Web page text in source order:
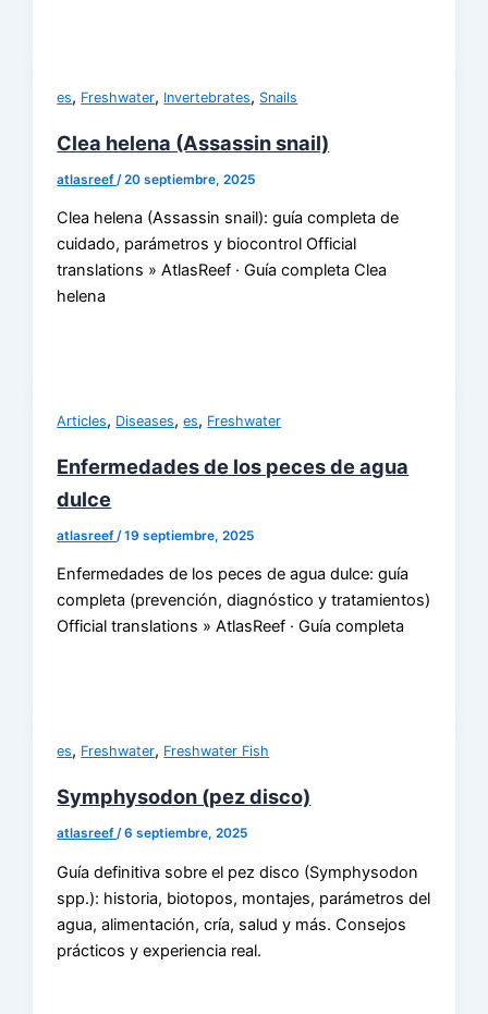
es, Freshwater, Invertebrates, Snails
Clea helena (Assassin snail)
atlasreef /20 septiembre, 2025
Clea helena (Assassin snail): guía completa de
cuidado, parámetros y biocontrol Official
translations » AtlasReef · Guía completa Clea
helena
Articles, Diseases,es, Freshwater
Enfermedades de los peces de agua
dulce
atlasreef/19 septiembre, 2025
Enfermedades de los peces de agua dulce: guía
completa (prevención, diagnóstico y tratamientos)
Official translations » AtlasReef · Guía completa
es, Freshwater, Freshwater Fish
Symphysodon (pez disco)
atlasreef/6 septiembre, 2025
Guía definitiva sobre el pez disco (Symphysodon
spp.): historia, biotopos, montajes, parámetros del
agua, alimentación, cría, salud y más. Consejos
prácticos y experiencia real.